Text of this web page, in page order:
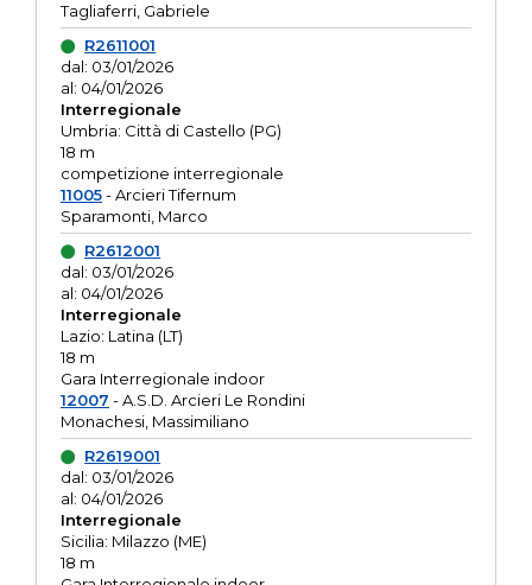
Tagliaferri, Gabriele
R2611001
dal: 03/01/2026
al: 04/01/2026
Interregionale
Umbria: Città di Castello (PG)
18 m
competizione interregionale
11005- Arcieri Tifernum
Sparamonti, Marco
R2612001
dal: 03/01/2026
al: 04/01/2026
Interregionale
Lazio: Latina (LT)
18 m
Gara Interregionale indoor
12007 - A.S.D. Arcieri Le Rondini
Monachesi, Massimiliano
R2619001
dal: 03/01/2026
al: 04/01/2026
Interregionale
Sicilia: Milazzo (ME)
18 m